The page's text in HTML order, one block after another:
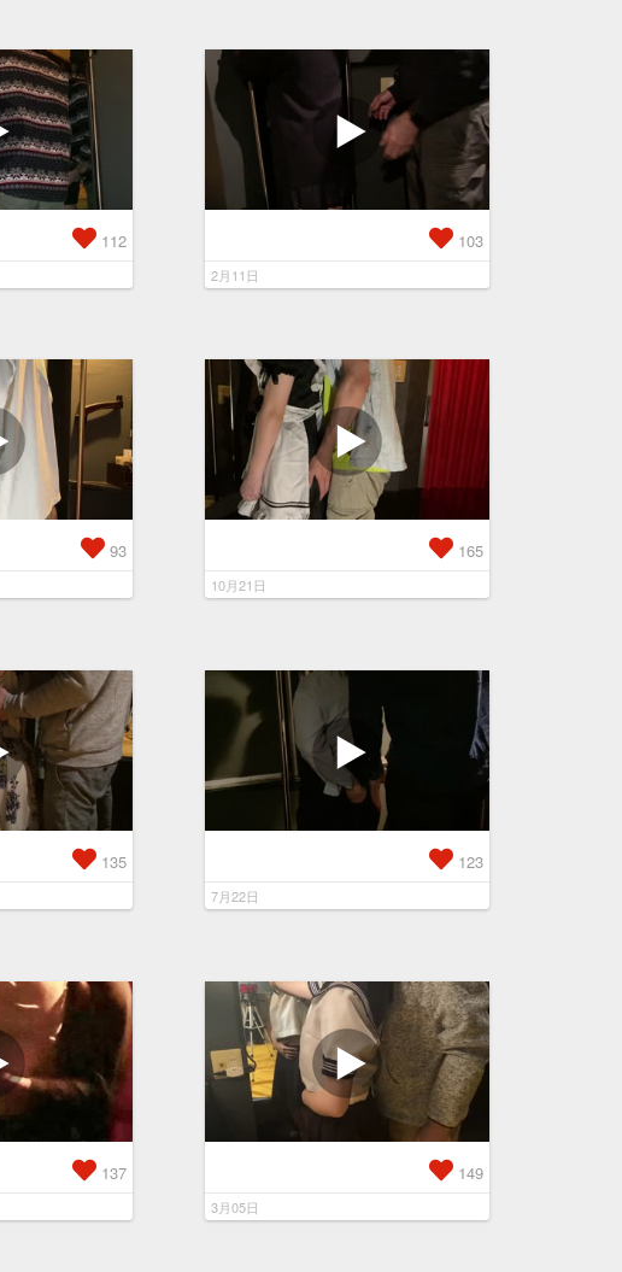
112 103
2月11日
93 165
10月21日
135 123
7月22日
137 149
3月05日